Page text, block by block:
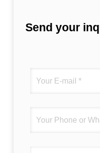
Send your